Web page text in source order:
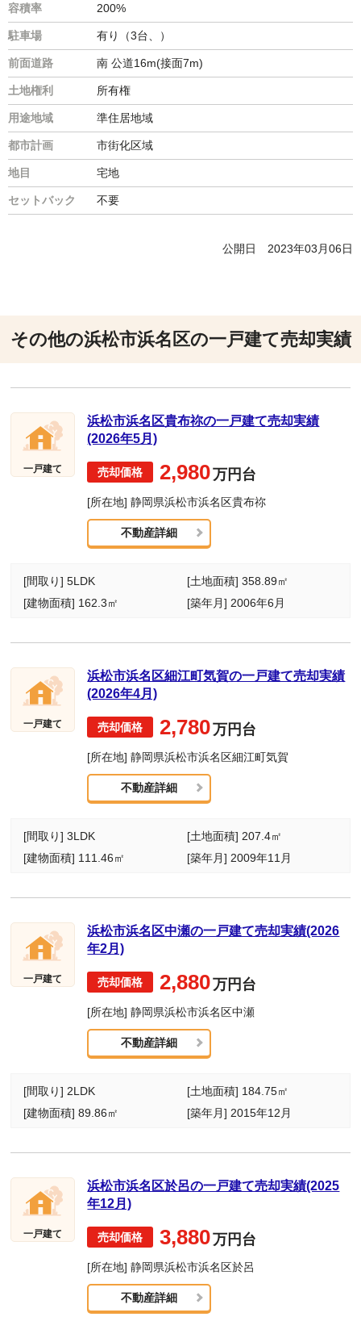
容積率 200%
駐車場 有り（3台、）
前面道路 南 公道16m(接面7m)
土地権利 所有権
用途地域 準住居地域
都市計画 市街化区域
地目 宅地
セットバック 不要
公開日 2023年03月06日
その他の浜松市浜名区の一戸建て売却実績
一戸建て
浜松市浜名区貴布祢の一戸建て売却実績
(2026年5月)
2,980万円台
[所在地] 静岡県浜松市浜名区貴布祢
不動産詳細
[間取り] 5LDK
[土地面積] 358.89㎡
[建物面積] 162.3㎡
[築年月] 2006年6月
一戸建て
浜松市浜名区細江町気賀の一戸建て売却実績
(2026年4月)
2,780万円台
[所在地] 静岡県浜松市浜名区細江町気賀
不動産詳細
[間取り] 3LDK
[土地面積] 207.4㎡
[建物面積] 111.46㎡
[築年月] 2009年11月
一戸建て
浜松市浜名区中瀬の一戸建て売却実績(2026
年2月)
2,880万円台
[所在地] 静岡県浜松市浜名区中瀬
不動産詳細
[間取り] 2LDK
[土地面積] 184.75㎡
[建物面積] 89.86㎡
[築年月] 2015年12月
一戸建て
浜松市浜名区於呂の一戸建て売却実績(2025
年12月)
3,880万円台
[所在地] 静岡県浜松市浜名区於呂
不動産詳細